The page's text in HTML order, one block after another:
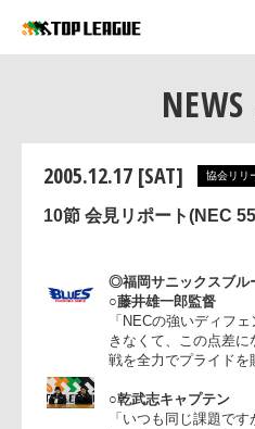
コラム
NEWS
2005.12.17 [SAT] 協会リリ
10節 会見リポート(NEC
◎福岡サニックス
○藤井雄一郎監督
「NECの強いディ
戦を全力でプライ